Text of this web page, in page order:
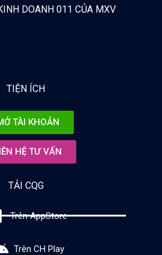
DOANH 011 CỦA MXV
TIỆN ÍCH
TÀI KHOẢN
HỆ TƯ VẤN
TẢI CQG
Trên AppStore
Trên CH Play